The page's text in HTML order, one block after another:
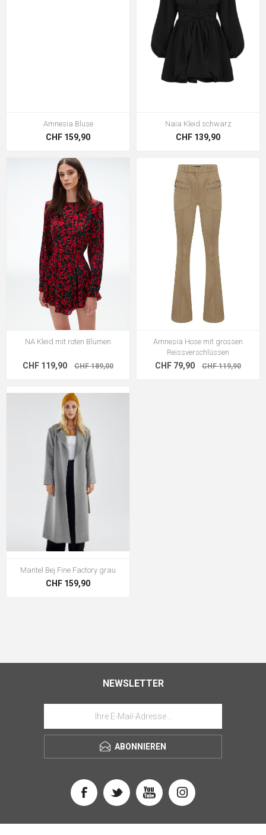
Amnesia Bluse
CHF 159,90
Naia Kleid schwarz
CHF 139,90
NA Kleid mit roten Blumen
CHF 119,90 CHF 189,00
Amnesia Hose mit grossen
Reissverschlüssen
CHF 79,90 CHF 119,90
Mantel Bej Fine Factory grau
CHF 159,90
NEWSLETTER
ABONNIEREN